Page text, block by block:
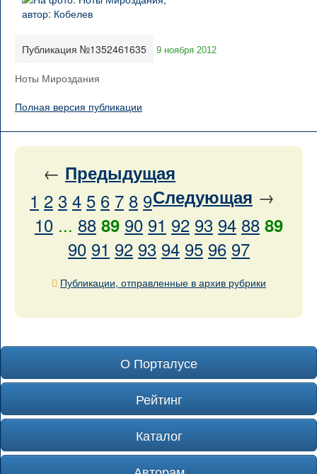
Публикация №1352461635 9 ноября 2012
Ноты Мироздания
Полная версия публикации
← Предыдущая
Следующая →
1 2 3 4 5 6 7 8 9
10 ... 88 89 90 91 92 93 94 88 89
90 91 92 93 94 95 96 97
Публикации, отправленные в архив рубрики
О Порталусе
Рейтинг
Каталог